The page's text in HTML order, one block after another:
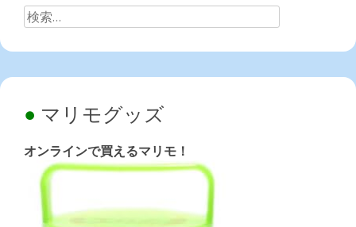
検
索:
マリモグッズ
オンラインで買えるマリモ！